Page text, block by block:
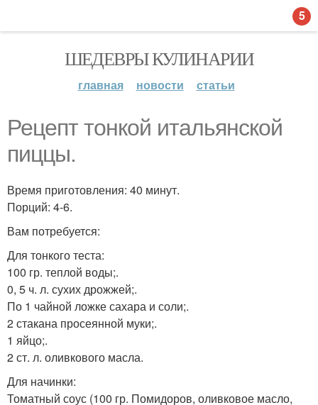
ШЕДЕВРЫ КУЛИНАРИИ
главная новости статьи
Рецепт тонкой итальянской
пиццы.
Время приготовления: 40 минут.
Порций: 4-6.
Вам потребуется:
Для тонкого теста:
100 гр. теплой воды;.
0, 5 ч. л. сухих дрожжей;.
По 1 чайной ложке сахара и соли;.
2 стакана просеянной муки;.
1 яйцо;.
2 ст. л. оливкового масла.
Для начинки:
Томатный соус (100 гр. Помидоров, оливковое масло,
5